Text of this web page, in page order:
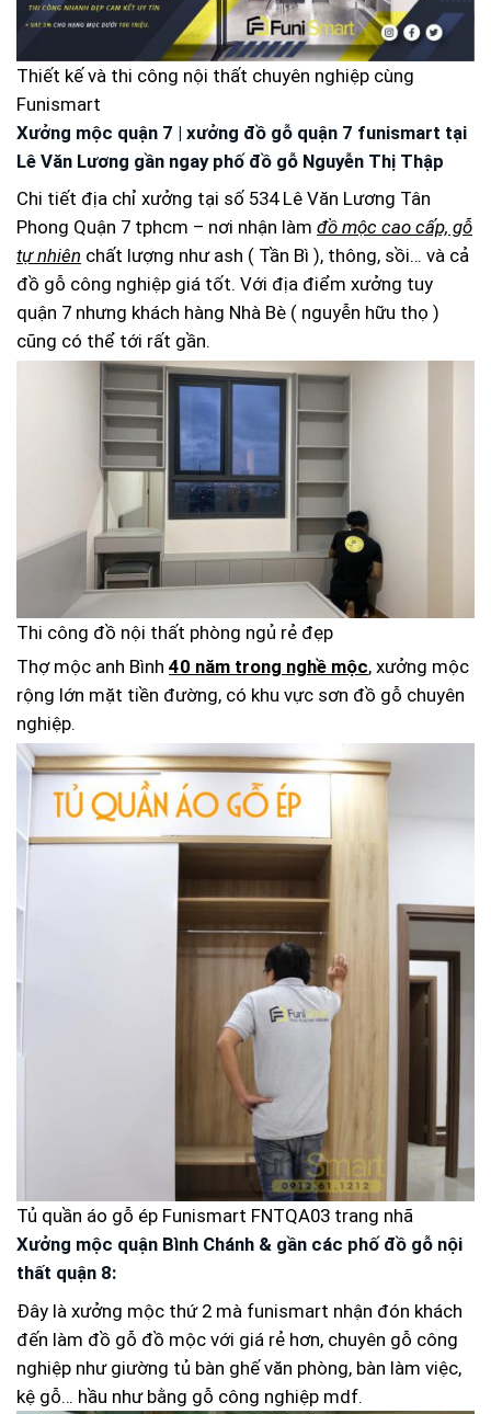
Thiết kế và thi công nội thất chuyên nghiệp cùng
Funismart
Xưởng mộc quận 7 | xưởng đồ gỗ quận 7 funismart tại
Lê Văn Lương gần ngay phố đồ gỗ Nguyễn Thị Thập
Chi tiết địa chỉ xưởng tại số 534 Lê Văn Lương Tân
Phong Quận 7 tphcm – nơi nhận làm đồ mộc cao cấp, gỗ
tự nhiên chất lượng như ash ( Tần Bì ), thông, sồi… và cả
đồ gỗ công nghiệp giá tốt. Với địa điểm xưởng tuy
quận 7 nhưng khách hàng Nhà Bè ( nguyễn hữu thọ )
cũng có thể tới rất gần.
Thi công đồ nội thất phòng ngủ rẻ đẹp
Thợ mộc anh Bình 40 năm trong nghề mộc, xưởng mộc
rộng lớn mặt tiền đường, có khu vực sơn đồ gỗ chuyên
nghiệp.
Tủ quần áo gỗ ép Funismart FNTQA03 trang nhã
Xưởng mộc quận Bình Chánh & gần các phố đồ gỗ nội
thất quận 8:
Đây là xưởng mộc thứ 2 mà funismart nhận đón khách
đến làm đồ gỗ đồ mộc với giá rẻ hơn, chuyên gỗ công
nghiệp như giường tủ bàn ghế văn phòng, bàn làm việc,
kệ gỗ… hầu như bằng gỗ công nghiệp mdf.